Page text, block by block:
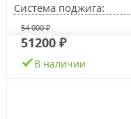
Система поджига:
54 000 ₽
51200 ₽
В наличии